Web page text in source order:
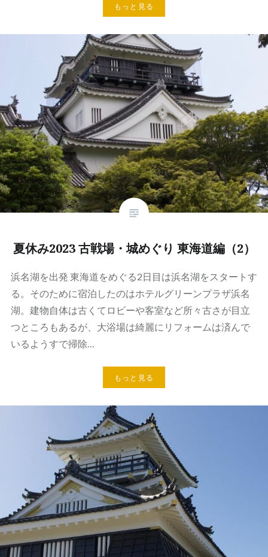
もっと見る
夏休み2023 古戦場・城めぐり 東海道編（2）
浜名湖を出発 東海道をめぐる2日目は浜名湖をスタートす
る。そのために宿泊したのはホテルグリーンプラザ浜名
湖。建物自体は古くてロビーや客室など所々古さが目立
つところもあるが、大浴場は綺麗にリフォームは済んで
いるようすで掃除…
もっと見る